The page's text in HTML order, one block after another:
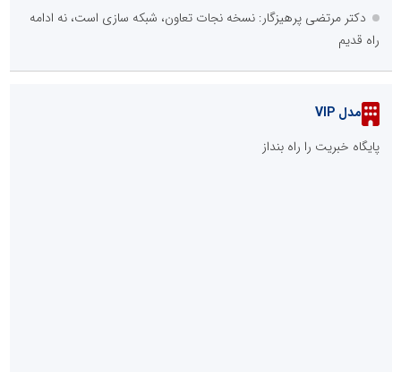
دکتر مرتضی پرهیزگار: نسخه نجات تعاون، شبکه سازی است، نه ادامه
راه قدیم
مدل VIP
پایگاه خبریت را راه بنداز